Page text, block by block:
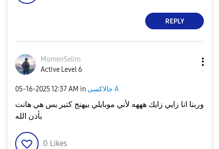
REPLY
MomenSelim
Active Level 6
‎05-16-202512:37 AM in جالاكسى A
وربنا انا زايي زايك هههه لأني موبايلي بيهنج كتير بس هي هانت
بأذن الله
0 Likes